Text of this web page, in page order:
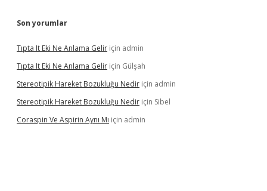
Son yorumlar
Tıpta It Eki Ne Anlama Gelir için admin
Tıpta It Eki Ne Anlama Gelir için Gülşah
Stereotipik Hareket Bozukluğu Nedir için admin
Stereotipik Hareket Bozukluğu Nedir için Sibel
Coraspin Ve Aspirin Aynı Mı için admin